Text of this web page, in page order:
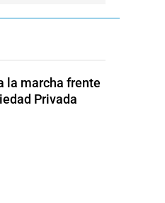
la marcha frente
Privada